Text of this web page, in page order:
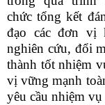
chức tổng kết
đạo các đơn vị
nghiên cứu, đổi
thành tốt nhiệm
vị vững mạnh
yêu cầu nhiệm